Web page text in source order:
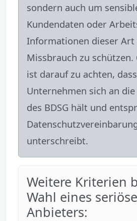
sondern auch um
Kundendaten oder
Informationen dieser Art
Missbrauch zu
ist darauf zu achten, dass
Unternehmen sich an
des BDSG hält und
unterschreibt.
Weitere Kriterien
Wahl eines
Anbieters: